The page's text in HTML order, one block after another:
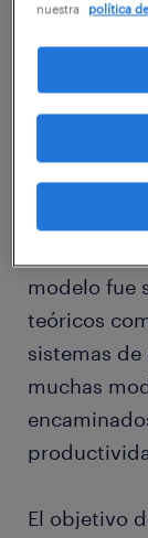
Todo lo
a las
Tailor,
del trabajo,
que los
les ofrecía
modelo fue
teóricos
sistemas
muchas
El objetivo
nuestra
política